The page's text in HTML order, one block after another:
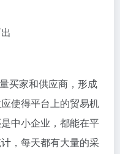
买家和供应商，形成
使得平台上的贸易机
中小企业，都能在平
，每天都有大量的采